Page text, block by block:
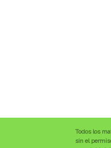
Todos los
sin el